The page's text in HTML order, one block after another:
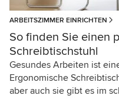
ARBEITSZIMMER EINRICHTEN
So finden Sie einen
Schreibtischstuhl
Gesundes Arbeiten ist
Ergonomische
aber auch sie gibt es im